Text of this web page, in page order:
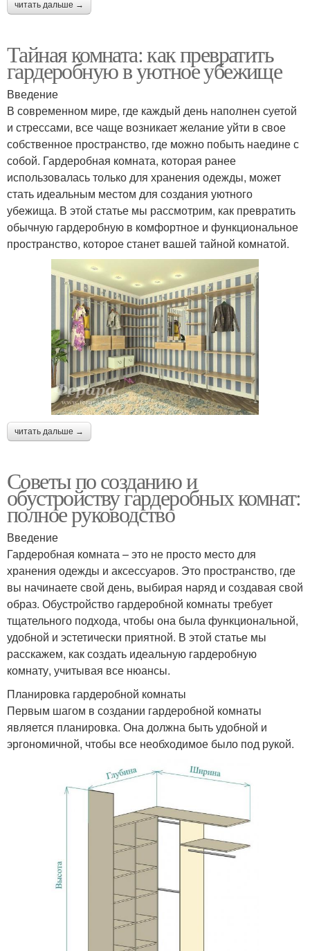
читать дальше →
Тайная комната: как превратить
гардеробную в уютное убежище
Введение
В современном мире, где каждый день наполнен суетой
и стрессами, все чаще возникает желание уйти в свое
собственное пространство, где можно побыть наедине с
собой. Гардеробная комната, которая ранее
использовалась только для хранения одежды, может
стать идеальным местом для создания уютного
убежища. В этой статье мы рассмотрим, как превратить
обычную гардеробную в комфортное и функциональное
пространство, которое станет вашей тайной комнатой.
читать дальше →
Советы по созданию и
обустройству гардеробных комнат:
полное руководство
Введение
Гардеробная комната – это не просто место для
хранения одежды и аксессуаров. Это пространство, где
вы начинаете свой день, выбирая наряд и создавая свой
образ. Обустройство гардеробной комнаты требует
тщательного подхода, чтобы она была функциональной,
удобной и эстетически приятной. В этой статье мы
расскажем, как создать идеальную гардеробную
комнату, учитывая все нюансы.
Планировка гардеробной комнаты
Первым шагом в создании гардеробной комнаты
является планировка. Она должна быть удобной и
эргономичной, чтобы все необходимое было под рукой.